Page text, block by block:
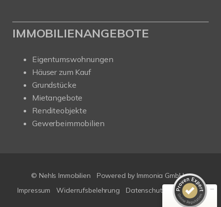
IMMOBILIENANGEBOTE
Eigentumswohnungen
Häuser zum Kauf
Grundstücke
Mietangebote
Renditeobjekte
Gewerbeimmobilien
© Nehls Immobilien Powered by Immonia GmbH
Impressum
Widerrufsbelehrung Datenschutz Sitemap
ProvenExpert.com
4,91 / 5,00
33
71